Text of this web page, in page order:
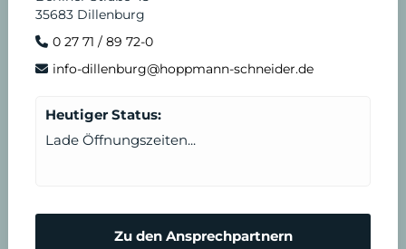
35683 Dillenburg
0 27 71 / 89 72-0
info-dillenburg@hoppmann-schneider.de
Heutiger Status:
Lade Öffnungszeiten...
Zu den Ansprechpartnern